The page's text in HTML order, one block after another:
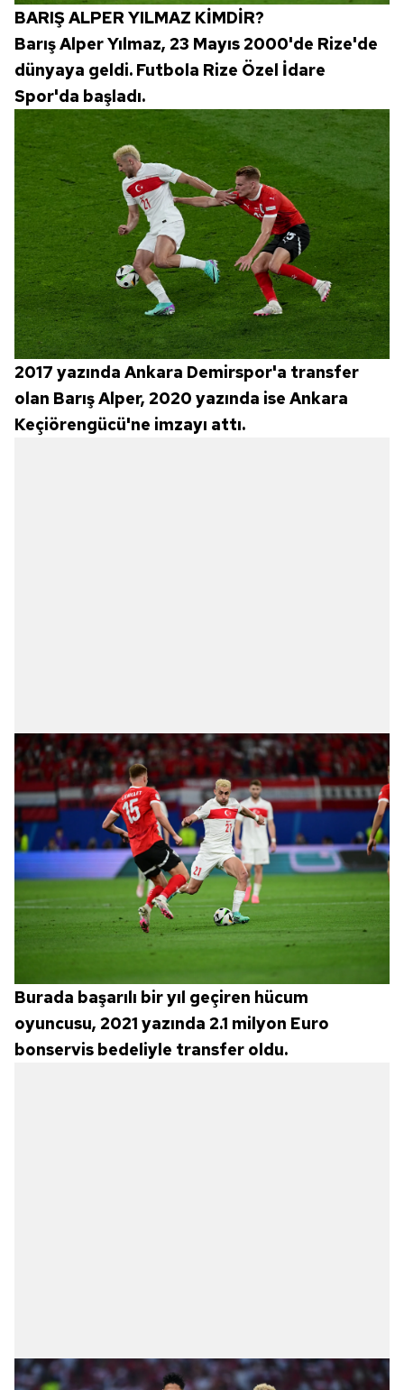
BARIŞ ALPER YILMAZ KİMDİR?
Barış Alper Yılmaz, 23 Mayıs 2000'de Rize'de
dünyaya geldi. Futbola Rize Özel İdare
Spor'da başladı.
2017 yazında Ankara Demirspor'a transfer
olan Barış Alper, 2020 yazında ise Ankara
Keçiörengücü'ne imzayı attı.
Burada başarılı bir yıl geçiren hücum
oyuncusu, 2021 yazında 2.1 milyon Euro
bonservis bedeliyle transfer oldu.